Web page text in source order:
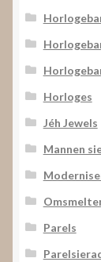
Horloges
Jéh Jewels
Mannen
Parels